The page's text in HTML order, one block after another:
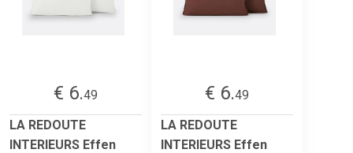
€ 6.49
LA REDOUTE
INTERIEURS Effen
€ 6.49
LA REDOUTE
INTERIEURS Effen